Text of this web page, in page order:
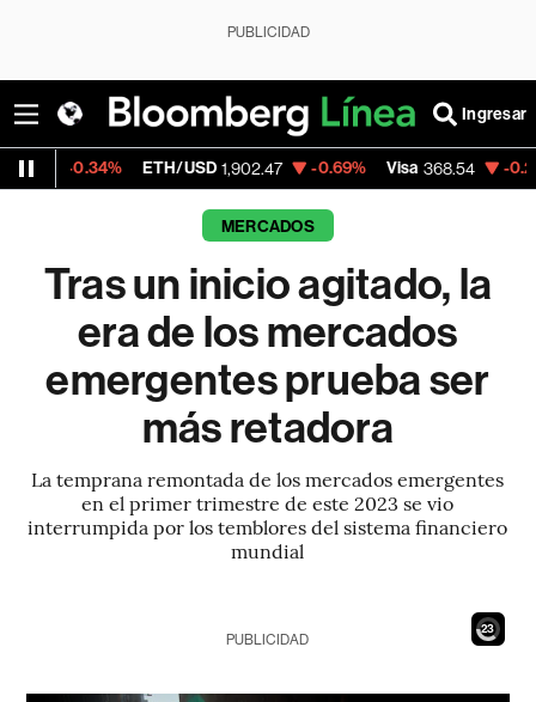
PUBLICIDAD
Ingresar
ETH/USD 1,902.47 -0.69% Visa 368.54 -0.28%
MERCADOS
Tras un inicio agitado, la
era de los mercados
emergentes prueba ser
más retadora
La temprana remontada de los mercados emergentes
en el primer trimestre de este 2023 se vio
interrumpida por los temblores del sistema financiero
mundial
21
PUBLICIDAD